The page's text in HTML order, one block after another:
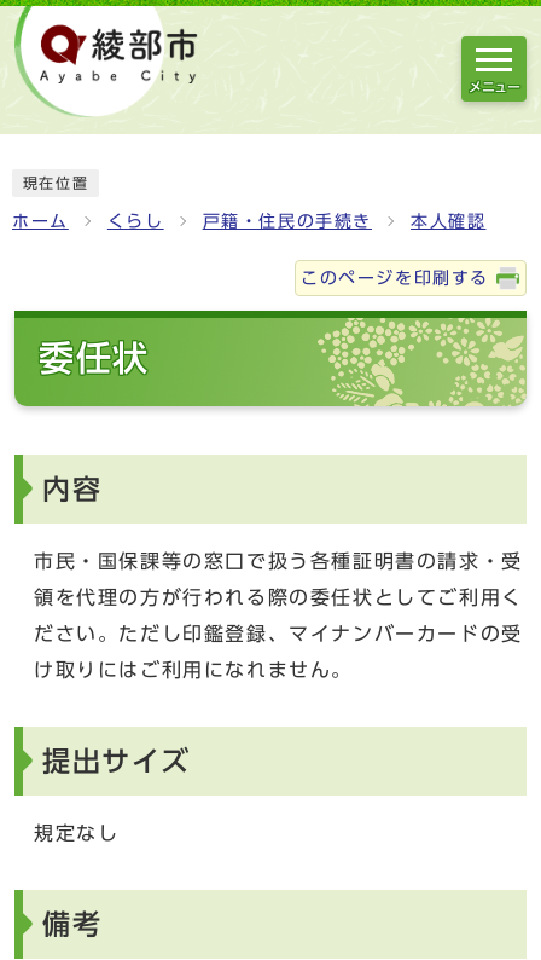
メニュー
現在位置
ホーム くらし 戸籍・住民の手続き 本人確認
このページを印刷する
委任状
内容
市民・国保課等の窓口で扱う各種証明書の請求・受
領を代理の方が行われる際の委任状としてご利用く
ださい。ただし印鑑登録、マイナンバーカードの受
け取りにはご利用になれません。
提出サイズ
規定なし
備考